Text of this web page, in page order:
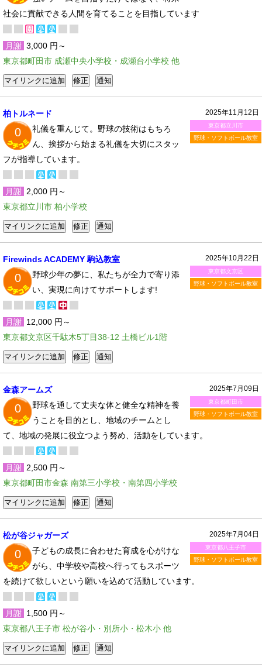
社会に貢献できる人間を育てることを目指しています
月謝 3,000 円～
東京都町田市 成瀬中央小学校・成瀬台小学校 他
2025年11月12日
東京都立川市
野球・ソフトボール教室
柏トルネード
0
礼儀を重んじて。野球の技術はもちろ
ん、挨拶から始まる礼儀を大切にスタッ
フが指導しています。
月謝 2,000 円～
東京都立川市 柏小学校
2025年10月22日
東京都文京区
野球・ソフトボール教室
Firewinds ACADEMY 駒込教室
0
野球少年の夢に、私たちが全力で寄り添
い、実現に向けてサポートします!
月謝 12,000 円～
東京都文京区千駄木5丁目38-12 土橋ビル1階
2025年7月09日
東京都町田市
野球・ソフトボール教室
金森アームズ
0
野球を通して丈夫な体と健全な精神を養
うことを目的とし、地域のチームとし
て、地域の発展に役立つよう努め、活動をしています。
月謝 2,500 円～
東京都町田市金森 南第三小学校・南第四小学校
2025年7月04日
東京都八王子市
野球・ソフトボール教室
松が谷ジャガーズ
0
子どもの成長に合わせた育成を心がけな
がら、中学校や高校へ行ってもスポーツ
を続けて欲しいという願いを込めて活動しています。
月謝 1,500 円～
東京都八王子市 松が谷小・別所小・松木小 他